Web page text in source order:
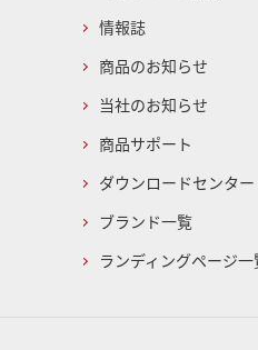
情報誌
商品のお知らせ
当社のお知らせ
商品サポート
ダウンロードセンター
ブランド一覧
ランディングページ一